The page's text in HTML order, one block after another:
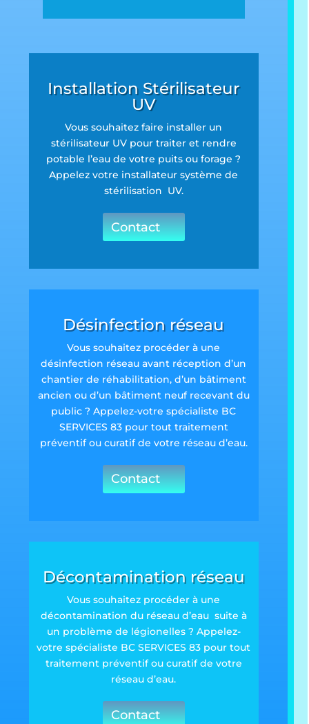
Installation Stérilisateur
UV
Vous souhaitez faire installer un
stérilisateur UV pour traiter et rendre
potable l’eau de votre puits ou forage ?
Appelez votre installateur système de
stérilisation UV.
Contact
Désinfection réseau
Vous souhaitez procéder à une
désinfection réseau avant réception d’un
chantier de réhabilitation, d’un bâtiment
ancien ou d’un bâtiment neuf recevant du
public ? Appelez-votre spécialiste BC
SERVICES 83 pour tout traitement
préventif ou curatif de votre réseau d’eau.
Contact
Décontamination réseau
Vous souhaitez procéder à une
décontamination du réseau d’eau suite à
un problème de légionelles ? Appelez-
votre spécialiste BC SERVICES 83 pour tout
traitement préventif ou curatif de votre
réseau d’eau.
Contact